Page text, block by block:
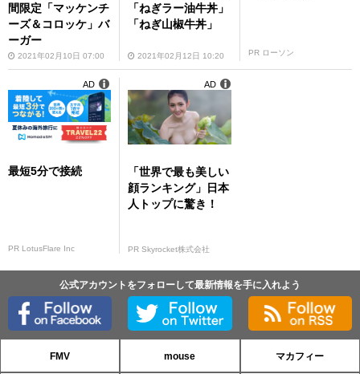
間限定「マッケンチ
ーズ＆コロッケ」バ
ーガー
2021年02月10日 07:00
「ねぎラー油牛丼」
「ねぎ山椒牛丼」
2021年02月12日 10:20 PR ローソン
最短5分で接続
PR LotusFlare Inc
AD
「世界で最も美しい
顔ランキング」日本
人トップに驚き！
PR Skyrocket株式会社
AD
公式アカウントをフォローして最新情報を手に入れよう
FMV mouse マカフィー